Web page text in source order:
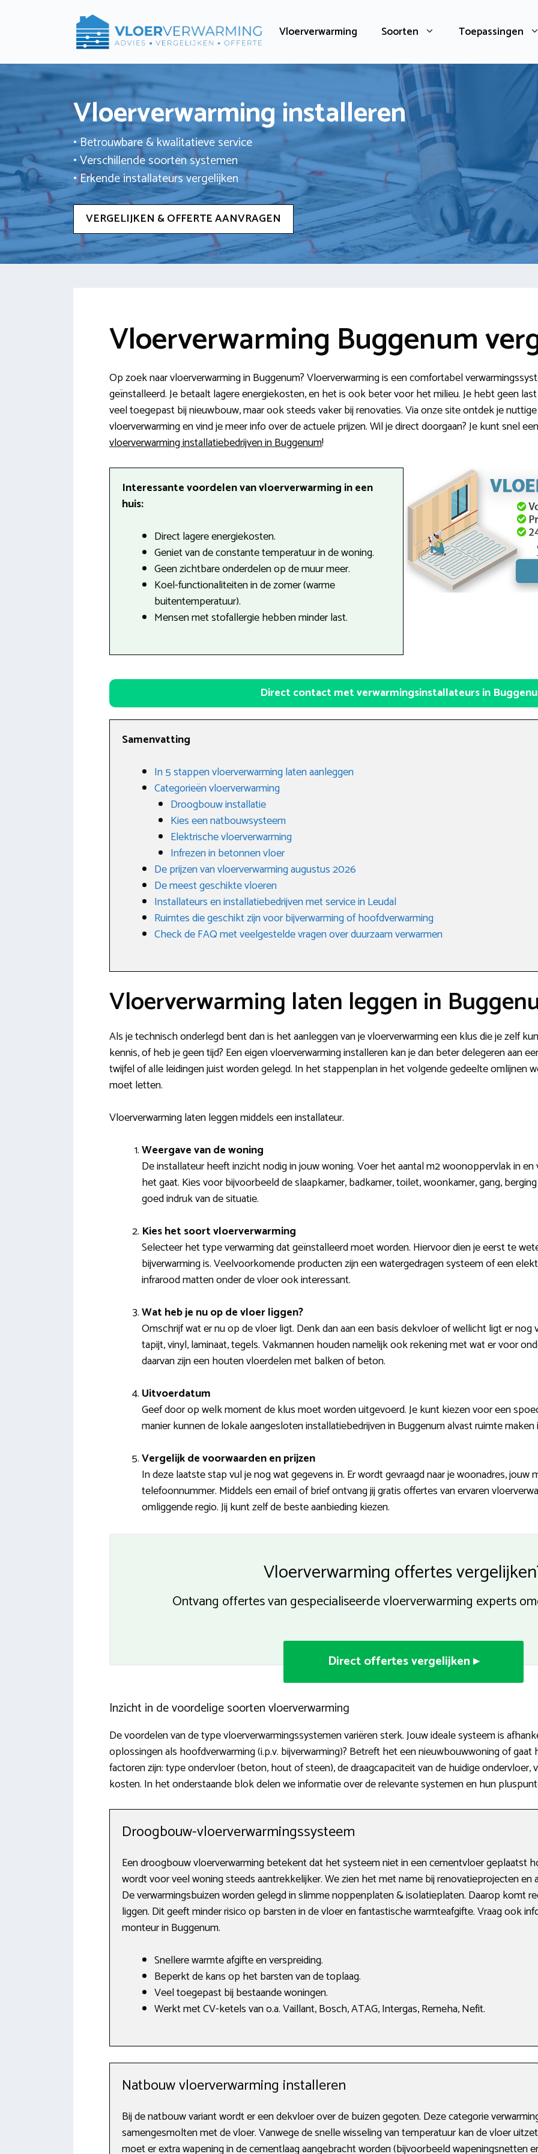
Vloerverwarming Soorten Toepassingen
Vloerverwarming installeren
• Betrouwbare & kwalitatieve service
• Verschillende soorten systemen
• Erkende installateurs vergelijken
VERGELIJKEN & OFFERTE AANVRAGEN
Vloerverwarming Buggenum
Op zoek naar vloerverwarming in Buggenum? Vloerverwarming is een comfortabel
geïnstalleerd. Je betaalt lagere energiekosten, en het is ook beter voor het milieu. Je hebt geen
veel toegepast bij nieuwbouw, maar ook steeds vaker bij renovaties. Via onze site ontdek je
vloerverwarming en vind je meer info over de actuele prijzen. Wil je direct doorgaan? Je kunt snel
vloerverwarming installatiebedrijven in Buggenum!
Interessante voordelen van vloerverwarming in een
huis:
Direct lagere energiekosten.
Geniet van de constante temperatuur in de woning.
Geen zichtbare onderdelen op de muur meer.
Koel-functionaliteiten in de zomer (warme
buitentemperatuur).
Mensen met stofallergie hebben minder last.
Direct contact met verwarmingsinstallateurs in
Samenvatting
In 5 stappen vloerverwarming laten aanleggen
Categorieën vloerverwarming
Droogbouw installatie
Kies een natbouwsysteem
Elektrische vloerverwarming
Infrezen in betonnen vloer
De prijzen van vloerverwarming augustus 2026
De meest geschikte vloeren
Installateurs en installatiebedrijven met service in Leudal
Ruimtes die geschikt zijn voor bijverwarming of hoofdverwarming
Check de FAQ met veelgestelde vragen over duurzaam verwarmen
Vloerverwarming laten leggen in
Als je technisch onderlegd bent dan is het aanleggen van je vloerverwarming een klus die je zelf
kennis, of heb je geen tijd? Een eigen vloerverwarming installeren kan je dan beter delegeren aan
twijfel of alle leidingen juist worden gelegd. In het stappenplan in het volgende gedeelte omlijnen
moet letten.
Vloerverwarming laten leggen middels een installateur.
Weergave van de woning
De installateur heeft inzicht nodig in jouw woning. Voer het aantal m2 woonoppervlak in
het gaat. Kies voor bijvoorbeeld de slaapkamer, badkamer, toilet, woonkamer, gang,
goed indruk van de situatie.
Kies het soort vloerverwarming
Selecteer het type verwarming dat geïnstalleerd moet worden. Hiervoor dien je eerst te
bijverwarming is. Veelvoorkomende producten zijn een watergedragen systeem of een
infrarood matten onder de vloer ook interessant.
Wat heb je nu op de vloer liggen?
Omschrijf wat er nu op de vloer ligt. Denk dan aan een basis dekvloer of wellicht ligt er
tapijt, vinyl, laminaat, tegels. Vakmannen houden namelijk ook rekening met wat er voor
daarvan zijn een houten vloerdelen met balken of beton.
Uitvoerdatum
Geef door op welk moment de klus moet worden uitgevoerd. Je kunt kiezen voor een
manier kunnen de lokale aangesloten installatiebedrijven in Buggenum alvast ruimte maken
Vergelijk de voorwaarden en prijzen
In deze laatste stap vul je nog wat gegevens in. Er wordt gevraagd naar je woonadres, jouw
telefoonnummer. Middels een email of brief ontvang jij gratis offertes van ervaren
omliggende regio. Jij kunt zelf de beste aanbieding kiezen.
Vloerverwarming offertes
Ontvang offertes van gespecialiseerde vloerverwarming experts
Direct offertes vergelijken ▸
Inzicht in de voordelige soorten vloerverwarming
De voordelen van de type vloerverwarmingssystemen variëren sterk. Jouw ideale systeem is
oplossingen als hoofdverwarming (i.p.v. bijverwarming)? Betreft het een nieuwbouwwoning of
factoren zijn: type ondervloer (beton, hout of steen), de draagcapaciteit van de huidige ondervloer,
kosten. In het onderstaande blok delen we informatie over de relevante systemen en hun
Droogbouw-vloerverwarmingssysteem
Een droogbouw vloerverwarming betekent dat het systeem niet in een cementvloer geplaatst
wordt voor veel woning steeds aantrekkelijker. We zien het met name bij renovatieprojecten en
De verwarmingsbuizen worden gelegd in slimme noppenplaten & isolatieplaten. Daarop komt
liggen. Dit geeft minder risico op barsten in de vloer en fantastische warmteafgifte. Vraag ook
monteur in Buggenum.
Snellere warmte afgifte en verspreiding.
Beperkt de kans op het barsten van de toplaag.
Veel toegepast bij bestaande woningen.
Werkt met CV-ketels van o.a. Vaillant, Bosch, ATAG, Intergas, Remeha, Nefit.
Natbouw vloerverwarming installeren
Bij de natbouw variant wordt er een dekvloer over de buizen gegoten. Deze categorie
samengesmolten met de vloer. Vanwege de snelle wisseling van temperatuur kan de vloer
moet er extra wapening in de cementlaag aangebracht worden (bijvoorbeeld wapeningsnetten